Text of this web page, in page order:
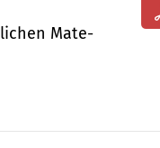
Mate­